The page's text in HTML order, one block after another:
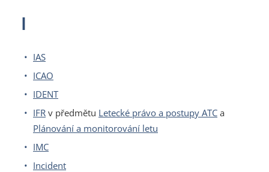
I
IAS
ICAO
IDENT
IFR v předmětu Letecké právo a postupy ATC a
Plánování a monitorování letu
IMC
Incident